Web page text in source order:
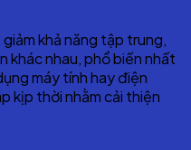
khả năng tập trung,
khác nhau, phổ biến nhất
máy tính hay điện
kịp thời nhằm cải thiện